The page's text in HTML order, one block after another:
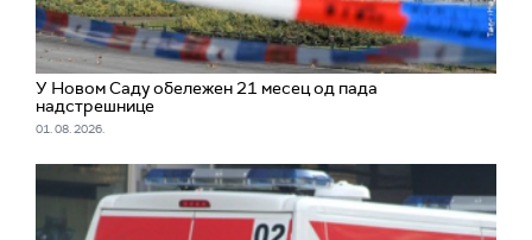
У Новом Саду обележен 21 месец од пада
надстрешнице
01. 08. 2026.